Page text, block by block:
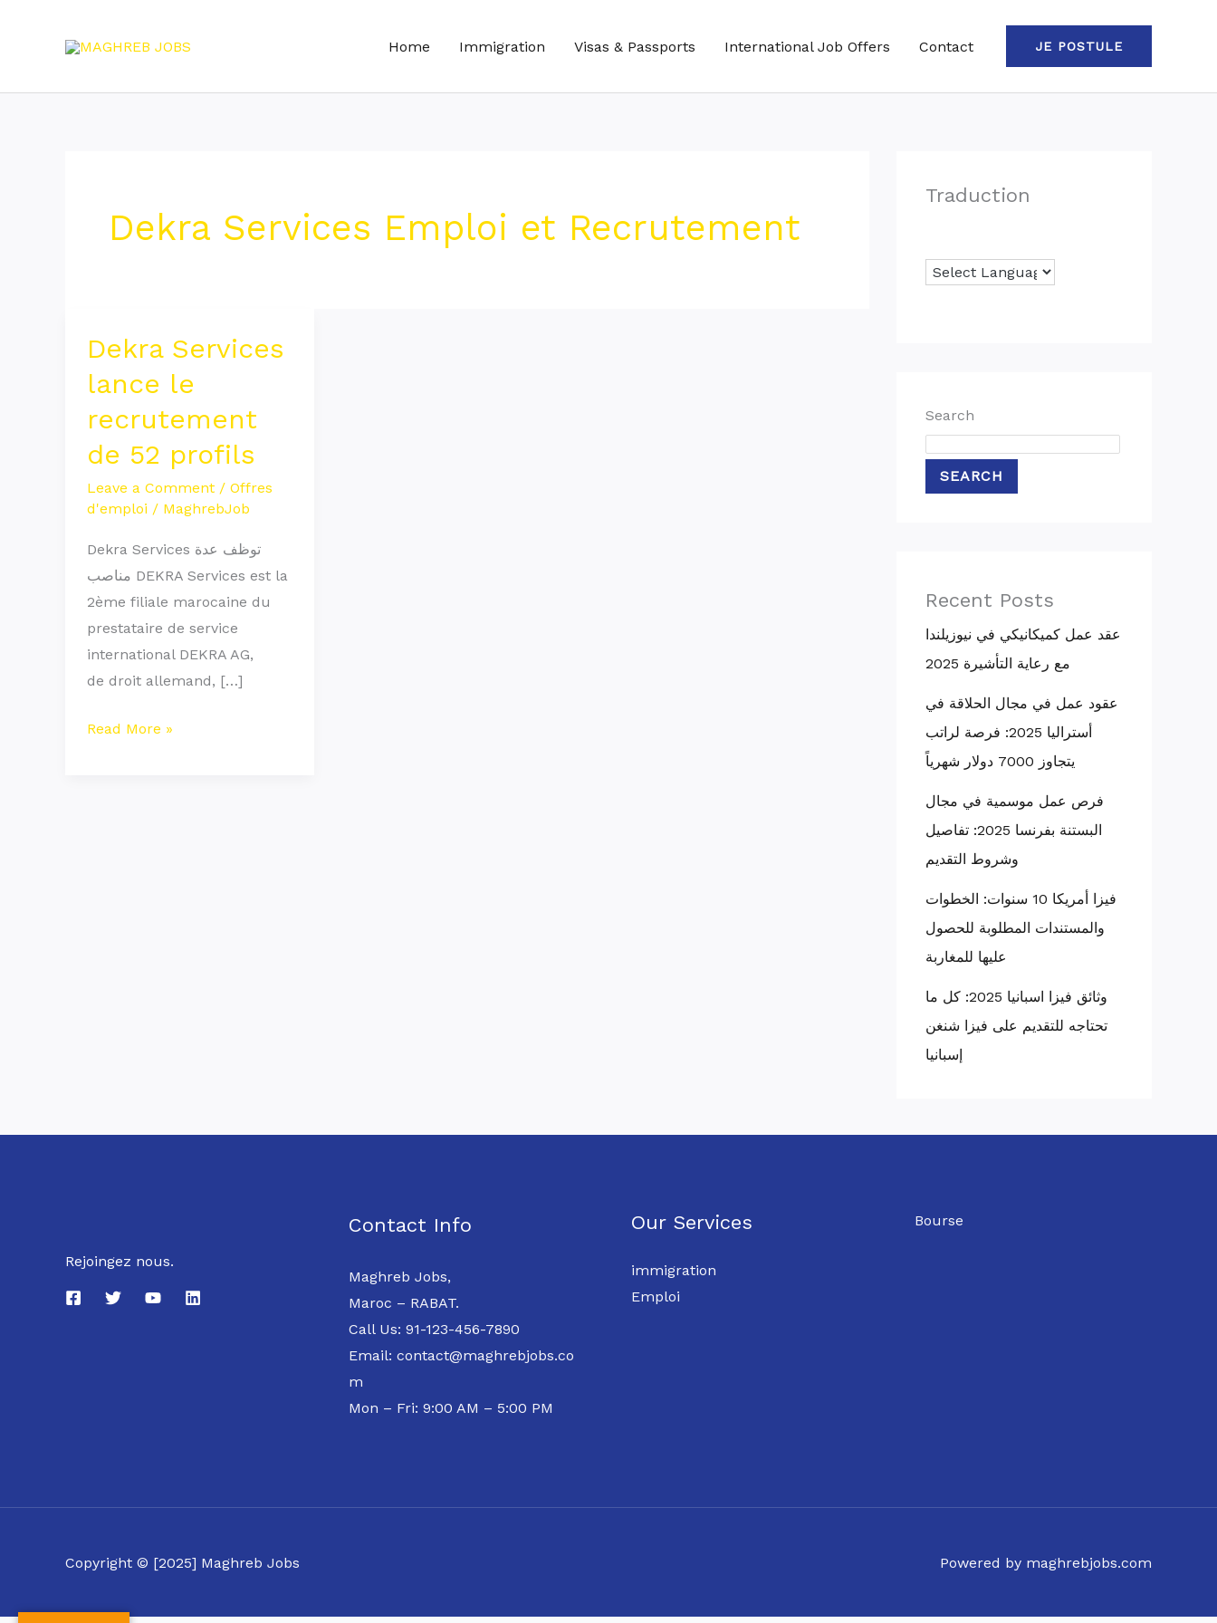
Home Immigration Visas & Passports International Job Offers Contact JE POSTULE
Dekra Services Emploi et Recrutement
Dekra Services
lance le
recrutement
de 52 profils
Leave a Comment / Offres
d'emploi / MaghrebJob
Dekra Services توظف عدة
مناصب DEKRA Services est la
2ème filiale marocaine du
prestataire de service
international DEKRA AG,
de droit allemand, […]
Dekra
lance
le
recrutement
52
Read More »
Traduction
Search
SEARCH
Recent Posts
عقد عمل كميكانيكي في نيوزيلندا
مع رعاية التأشيرة 2025
عقود عمل في مجال الحلاقة في
أستراليا 2025: فرصة لراتب
يتجاوز 7000 دولار شهرياً
فرص عمل موسمية في مجال
البستنة بفرنسا 2025: تفاصيل
وشروط التقديم
فيزا أمريكا 10 سنوات: الخطوات
والمستندات المطلوبة للحصول
عليها للمغاربة
وثائق فيزا اسبانيا 2025: كل ما
تحتاجه للتقديم على فيزا شنغن
إسبانيا
Rejoingez nous.
Contact Info
Maghreb Jobs,
Maroc – RABAT.
Call Us: 91-123-456-7890
Email: contact@maghrebjobs.co
m
Mon – Fri: 9:00 AM – 5:00 PM
Our Services
immigration
Emploi
Bourse
Copyright © [2025] Maghreb Jobs Powered by maghrebjobs.com